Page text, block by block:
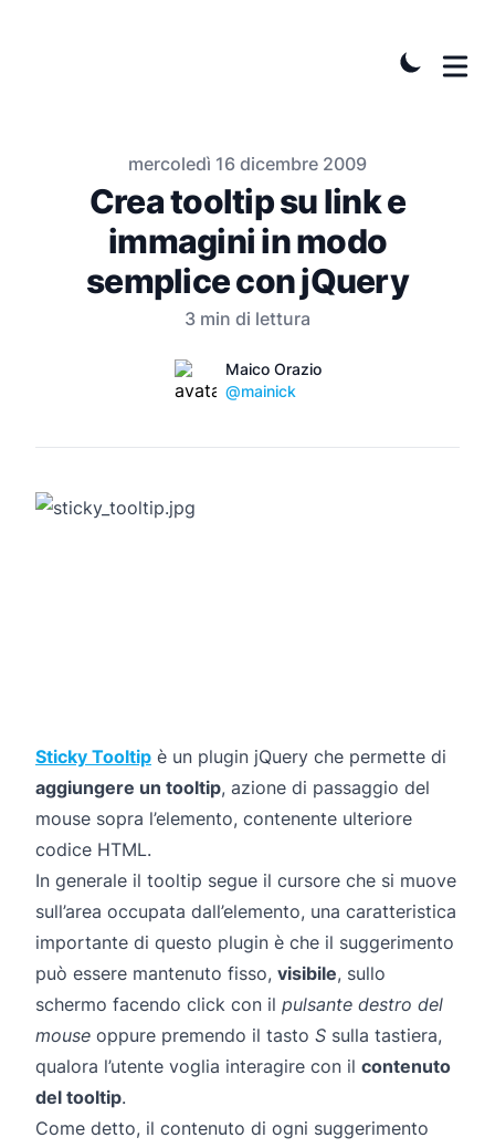
Pubblicato ilmercoledì 16 dicembre 2009
Crea tooltip su link e
immagini in modo
semplice con jQuery
3 min di lettura
Name
Maico Orazio
Twitter
@mainick
Sticky Tooltip è un plugin jQuery che permette di
aggiungere un tooltip, azione di passaggio del
mouse sopra l’elemento, contenente ulteriore
codice HTML.
In generale il tooltip segue il cursore che si muove
sull’area occupata dall’elemento, una caratteristica
importante di questo plugin è che il suggerimento
può essere mantenuto fisso, visibile, sullo
schermo facendo click con il pulsante destro del
mouse oppure premendo il tasto S sulla tastiera,
qualora l’utente voglia interagire con il contenuto
del tooltip.
Come detto, il contenuto di ogni suggerimento